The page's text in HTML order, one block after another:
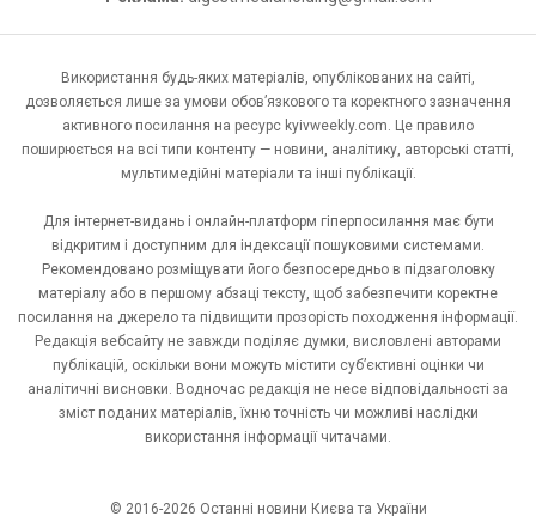
Використання будь-яких матеріалів, опублікованих на сайті,
дозволяється лише за умови обов’язкового та коректного зазначення
активного посилання на ресурс kyivweekly.com. Це правило
поширюється на всі типи контенту — новини, аналітику, авторські статті,
мультимедійні матеріали та інші публікації.
Для інтернет-видань і онлайн-платформ гіперпосилання має бути
відкритим і доступним для індексації пошуковими системами.
Рекомендовано розміщувати його безпосередньо в підзаголовку
матеріалу або в першому абзаці тексту, щоб забезпечити коректне
посилання на джерело та підвищити прозорість походження інформації.
Редакція вебсайту не завжди поділяє думки, висловлені авторами
публікацій, оскільки вони можуть містити суб’єктивні оцінки чи
аналітичні висновки. Водночас редакція не несе відповідальності за
зміст поданих матеріалів, їхню точність чи можливі наслідки
використання інформації читачами.
© 2016-2026 Останні новини Києва та України